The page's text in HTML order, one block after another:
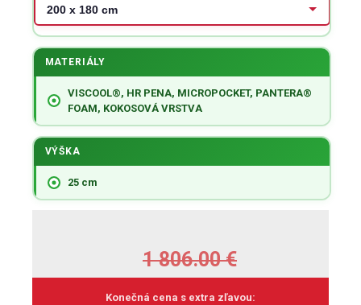
MATERIÁLY
VISCOOL®, HR PENA, MICROPOCKET, PANTERA®
FOAM, KOKOSOVÁ VRSTVA
VÝŠKA
25 cm
1 806.00€
Konečná cena s extra zľavou: